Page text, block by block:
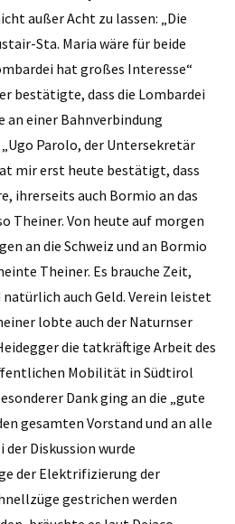
außer Acht zu lassen: „Die
Sta. Maria wäre für beide
hat großes Interesse“
bestätigte, dass die Lombardei
an einer Bahnverbindung
Parolo, der Untersekretär
mir erst heute bestätigt, dass
ihrerseits auch Bormio an das
Theiner. Von heute auf morgen
an die Schweiz und an Bormio
Theiner. Es brauche Zeit,
auch Geld. Verein leistet
lobte auch der Naturnser
die tatkräftige Arbeit des
Mobilität in Südtirol
Dank ging an die „gute
gesamten Vorstand und an alle
Diskussion wurde
der Elektrifizierung der
gestrichen werden